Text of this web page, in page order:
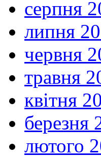
серпня
липня
червня
травня
квітня
березня
лютого